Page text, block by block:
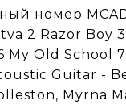
номер
2 Razor Boy
My Old School
Guitar -
Myrna